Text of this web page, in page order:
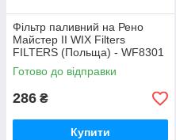
Фільтр паливний на Рено
Майстер ІІ WIX Filters
FILTERS (Польща) - WF8301
Готово до відправки
286 ₴
Купити